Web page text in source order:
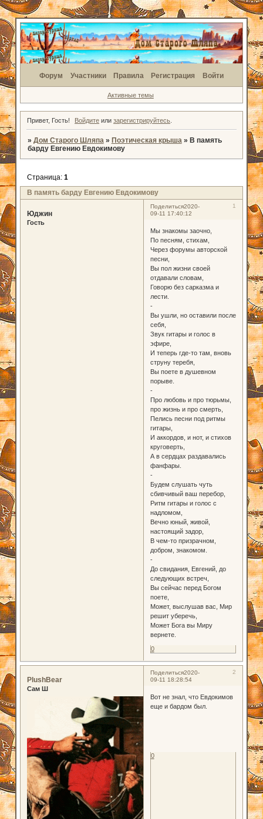
Форум Участники Правила Регистрация Войти
Активные темы
Привет, Гость! Войдите илизарегистрируйтесь
» Дом Старого Шляпа » Поэтическая крыша » В память
барду Евгению Евдокимову
В память барду Евгению Евдокимову
Страница: 1
Поделиться 1
2020-
09-11 17:40:12
Юджин
Гость
Мы знакомы заочно,
По песням, стихам,
Через форумы авторской
песни,
Вы пол жизни своей
отдавали словам,
Говорю без сарказма и
лести.
-
Вы ушли, но оставили после
себя,
Звук гитары и голос в
эфире,
И теперь где-то там, вновь
струну теребя,
Вы поете в душевном
порыве.
-
Про любовь и про тюрьмы,
про жизнь и про смерть,
Пелись песни под ритмы
гитары,
И аккордов, и нот, и стихов
круговерть,
А в сердцах раздавались
фанфары.
-
Будем слушать чуть
сбивчивый ваш перебор,
Ритм гитары и голос с
надломом,
Вечно юный, живой,
настоящий задор,
В чем-то призрачном,
добром, знакомом.
-
До свидания, Евгений, до
следующих встреч,
Вы сейчас перед Богом
поете,
Может, выслушав вас, Мир
решит уберечь,
Может Бога вы Миру
вернете.
0
Поделиться 2
2020-
09-11 18:28:54
PlushBear
Сам Ш
Вот не знал, что Евдокимов
еще и бардом был.
0